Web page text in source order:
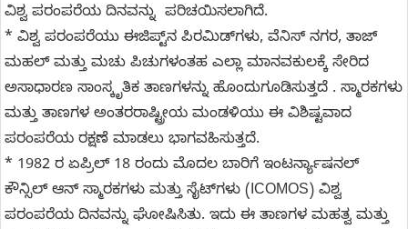
ವಿಶ್ವ ಪರಂಪರೆಯ ದಿನವನ್ನು ಪರಿಚಯಿಸಲಾಗಿದೆ.
* ವಿಶ್ವ ಪರಂಪರೆಯು ಈಜಿಪ್ಟ್‌ನ ಪಿರಮಿಡ್‌ಗಳು, ವೆನಿಸ್ ನಗರ, ತಾಜ್
ಮಹಲ್ ಮತ್ತು ಮಚು ಪಿಚುಗಳಂತಹ ಎಲ್ಲಾ ಮಾನವಕುಲಕ್ಕೆ ಸೇರಿದ
ಅಸಾಧಾರಣ ಸಾಂಸ್ಕೃತಿಕ ತಾಣಗಳನ್ನು ಹೊಂದುಗೂಡಿಸುತ್ತದೆ . ಸ್ಮಾರಕಗಳು
ಮತ್ತು ತಾಣಗಳ ಅಂತರರಾಷ್ಟ್ರೀಯ ಮಂಡಳಿಯು ಈ ವಿಶಿಷ್ಟವಾದ
ಪರಂಪರೆಯ ರಕ್ಷಣೆ ಮಾಡಲು ಭಾಗವಹಿಸುತ್ತದೆ.
* 1982 ರ ಏಪ್ರಿಲ್ 18 ರಂದು ಮೊದಲ ಬಾರಿಗೆ ಇಂಟರ್ನ್ಯಾಷನಲ್
ಕೌನ್ಸಿಲ್ ಆನ್ ಸ್ಮಾರಕಗಳು ಮತ್ತು ಸೈಟ್‌ಗಳು (ICOMOS) ವಿಶ್ವ
ಪರಂಪರೆಯ ದಿನವನ್ನು ಘೋಷಿಸಿತು. ಇದು ಈ ತಾಣಗಳ ಮಹತ್ವ ಮತ್ತು